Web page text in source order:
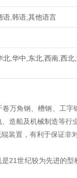
语,韩语,其他语言
北,华中,东北,西南,西北
万角钢、槽钢、工
造船及机械制造等
装置，有利于保证非
21世纪较为先进的